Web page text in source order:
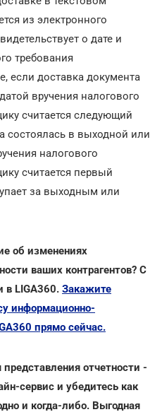
из электронного
о дате и
требования
если доставка документа
вручения налогового
считается следующий
состоялась в выходной или
налогового
считается первый
за выходным или
об изменениях
ваших контрагентов? С
в LIGA360. Закажите
информационно-
прямо сейчас.
отчетности -
сервис и убедитесь как
и когда-либо. Выгодная